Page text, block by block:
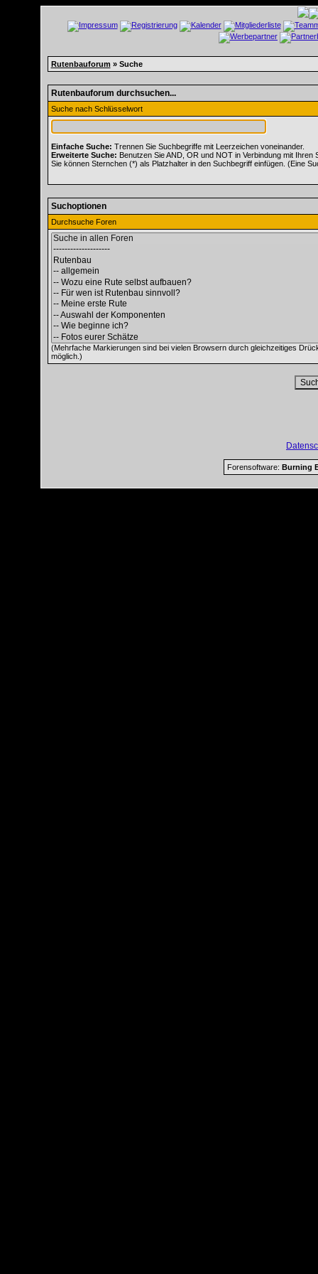
Rutenbauforum » Suche
Rutenbauforum durchsuchen...
Suche nach Schlüsselwort
Einfache Suche: Trennen Sie Suchbegriffe mit Leerzeichen voneinander.
Erweiterte Suche: Benutzen Sie AND, OR und NOT in Verbindung mit
Sie können Sternchen (*) als Platzhalter in den Suchbegriff einfügen. (Eine
Suchoptionen
Durchsuche Foren
(Mehrfache Markierungen sind bei vielen Browsern durch gleichzeitiges
möglich.)
Forensoftware: Burning